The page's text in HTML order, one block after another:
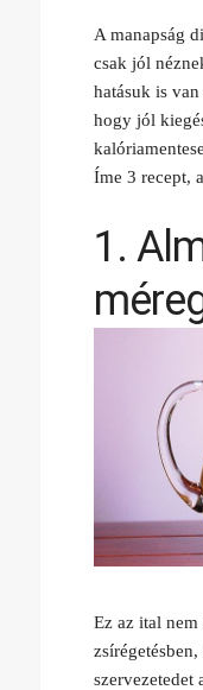
A manapság
csak jól
hatásuk is van
hogy jól
Íme 3 recept,
1.
Ez az ital nem
szervezetedet